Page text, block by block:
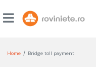
Home / Bridge toll payment